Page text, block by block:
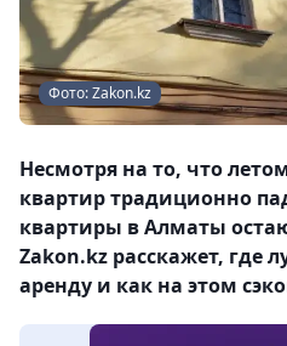
Фото: Zakon.kz
Несмотря на то, что
квартир традиционно
квартиры в Алматы
Zakon.kz расскажет, где
аренду и как на этом